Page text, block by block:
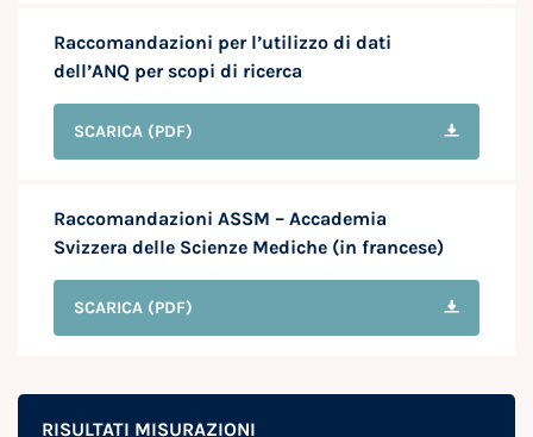
RISULTATI MISURAZIONI
Raccomandazioni per l’utilizzo di dati
dell’ANQ per scopi di ricerca
SCARICA (PDF)
Raccomandazioni ASSM – Accademia
Svizzera delle Scienze Mediche (in francese)
SCARICA (PDF)